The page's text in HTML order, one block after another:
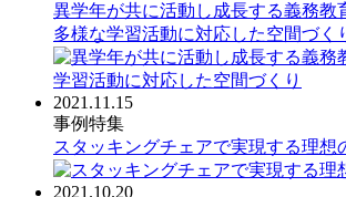
異学年が共に活動し成長する義務教
多様な学習活動に対応した空間づく
2021.11.15
事例特集
スタッキングチェアで実現する理想
2021.10.20